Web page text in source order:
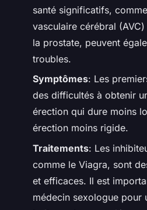
santé significatifs,
vasculaire cérébral
la prostate, peuvent
troubles.
Symptômes: Les
des difficultés à obtenir
érection qui dure moins
érection moins rigide.
Traitements: Les
comme le Viagra, sont
et efficaces. Il est
médecin sexologue pour